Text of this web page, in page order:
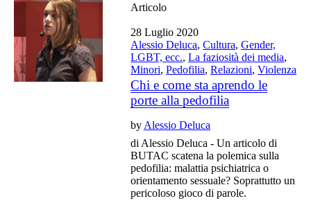
Articolo
28 Luglio 2020
Alessio Deluca,Cultura,Gender,
LGBT, ecc.,La faziosità dei media,
Minori,Pedofilia,Relazioni,Violenza
Chi e come sta aprendo le
porte alla pedofilia
by Alessio Deluca
di Alessio Deluca - Un articolo di
BUTAC scatena la polemica sulla
pedofilia: malattia psichiatrica o
orientamento sessuale? Soprattutto un
pericoloso gioco di parole.